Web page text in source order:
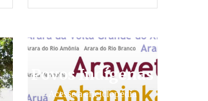
Povos Indígenas
Acesse a enciclopédia